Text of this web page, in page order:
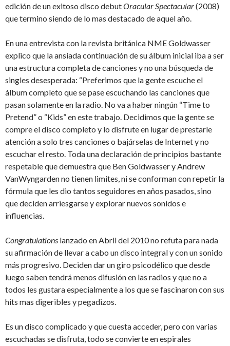
edición de un exitoso disco debutOracular Spectacular(2008)
que termino siendo de lo mas destacado de aquel año.
En una entrevista con la revista británica NME Goldwasser
explico que la ansiada continuación de su álbum inicial iba a ser
una estructura completa de canciones y no una búsqueda de
singles desesperada: “Preferimos que la gente escuche el
álbum completo que se pase escuchando las canciones que
pasan solamente en la radio. No va a haber ningún “Time to
Pretend” o “Kids” en este trabajo. Decidimos que la gente se
compre el disco completo y lo disfrute en lugar de prestarle
atención a solo tres canciones o bajárselas de Internet y no
escuchar el resto. Toda una declaración de principios bastante
respetable que demuestra que Ben Goldwasser y Andrew
VanWyngarden no tienen limites, ni se conforman con repetir la
fórmula que les dio tantos seguidores en años pasados, sino
que deciden arriesgarse y explorar nuevos sonidos e
influencias.
Congratulations lanzado en Abril del 2010 no refuta para nada
su afirmación de llevar a cabo un disco integral y con un sonido
más progresivo. Deciden dar un giro psicodélico que desde
luego saben tendrá menos difusión en las radios y que no a
todos les gustara especialmente a los que se fascinaron con sus
hits mas digeribles y pegadizos.
Es un disco complicado y que cuesta acceder, pero con varias
escuchadas se disfruta, todo se convierte en espirales